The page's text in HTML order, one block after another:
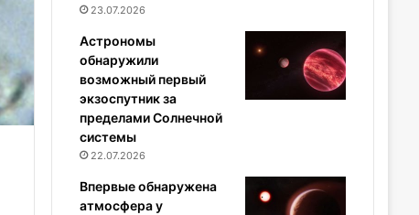
23.07.2026
Астрономы
обнаружили
возможный первый
экзоспутник за
пределами Солнечной
системы
22.07.2026
Впервые обнаружена
атмосфера у